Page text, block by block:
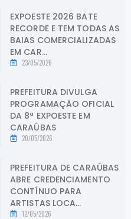
EXPOESTE 2026 BATE
RECORDE E TEM TODAS AS
BAIAS COMERCIALIZADAS
EM CAR...
23/05/2026
PREFEITURA DIVULGA
PROGRAMAÇÃO OFICIAL
DA 8ª EXPOESTE EM
CARAÚBAS
20/05/2026
PREFEITURA DE CARAÚBAS
ABRE CREDENCIAMENTO
CONTÍNUO PARA
ARTISTAS LOCA...
12/05/2026